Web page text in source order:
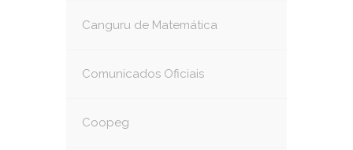
Canguru de Matemática
Comunicados Oficiais
Coopeg